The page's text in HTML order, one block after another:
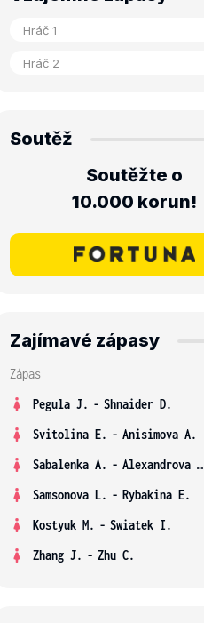
Soutěž
Soutěžte o
10.000 korun!
Zajímavé zápasy
Zápas
Pegula J. - Shnaider D.
Svitolina E. - Anisimova A.
Sabalenka A. - Alexandrova E.
Samsonova L. - Rybakina E.
Kostyuk M. - Swiatek I.
Zhang J. - Zhu C.